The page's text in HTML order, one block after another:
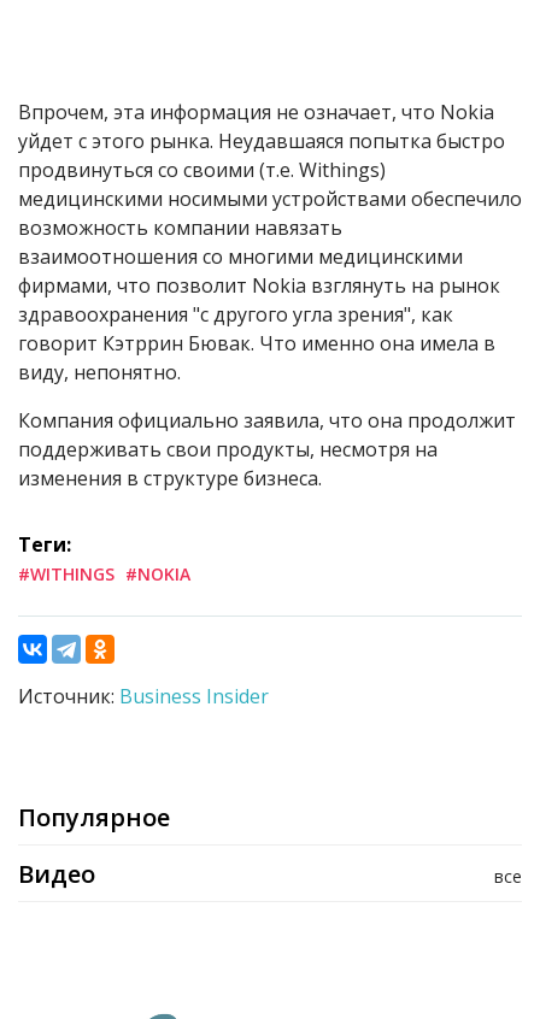
Впрочем, эта информация не означает, что Nokia
уйдет с этого рынка. Неудавшаяся попытка быстро
продвинуться со своими (т.е. Withings)
медицинскими носимыми устройствами обеспечило
возможность компании навязать
взаимоотношения со многими медицинскими
фирмами, что позволит Nokia взглянуть на рынок
здравоохранения "с другого угла зрения", как
говорит Кэтррин Бювак. Что именно она имела в
виду, непонятно.
Компания официально заявила, что она продолжит
поддерживать свои продукты, несмотря на
изменения в структуре бизнеса.
Теги:
#WITHINGS #NOKIA
Источник: Business Insider
Популярное
все
Видео